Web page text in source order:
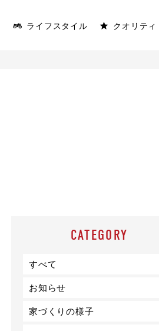
ライフスタイル クオリティ
モデルハウス
クオリティ
CATEGORY
すべて
お知らせ
家づくりの様子